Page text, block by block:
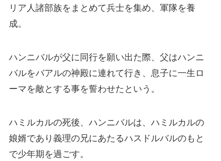
リア人諸部族をまとめて兵士を集め、軍隊を養
成。
ハンニバルが父に同行を願い出た際、父はハンニ
バルをバアルの神殿に連れて行き、息子に一生ロ
ーマを敵とする事を誓わせたという。
ハミルカルの死後、ハンニバルは、ハミルカルの
娘婿であり義理の兄にあたるハスドルバルのもと
で少年期を過ごす。